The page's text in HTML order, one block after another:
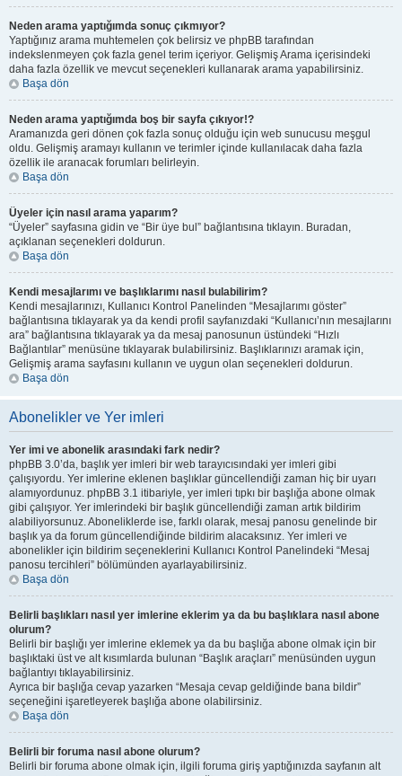
Neden arama yaptığımda sonuç çıkmıyor?
Yaptığınız arama muhtemelen çok belirsiz ve phpBB tarafından
indekslenmeyen çok fazla genel terim içeriyor. Gelişmiş Arama içerisindeki
daha fazla özellik ve mevcut seçenekleri kullanarak arama yapabilirsiniz.
Başa dön
Neden arama yaptığımda boş bir sayfa çıkıyor!?
Aramanızda geri dönen çok fazla sonuç olduğu için web sunucusu meşgul
oldu. Gelişmiş aramayı kullanın ve terimler içinde kullanılacak daha fazla
özellik ile aranacak forumları belirleyin.
Başa dön
Üyeler için nasıl arama yaparım?
“Üyeler” sayfasına gidin ve “Bir üye bul” bağlantısına tıklayın. Buradan,
açıklanan seçenekleri doldurun.
Başa dön
Kendi mesajlarımı ve başlıklarımı nasıl bulabilirim?
Kendi mesajlarınızı, Kullanıcı Kontrol Panelinden “Mesajlarımı göster”
bağlantısına tıklayarak ya da kendi profil sayfanızdaki “Kullanıcı’nın mesajlarını
ara” bağlantısına tıklayarak ya da mesaj panosunun üstündeki “Hızlı
Bağlantılar” menüsüne tıklayarak bulabilirsiniz. Başlıklarınızı aramak için,
Gelişmiş arama sayfasını kullanın ve uygun olan seçenekleri doldurun.
Başa dön
Abonelikler ve Yer imleri
Yer imi ve abonelik arasındaki fark nedir?
phpBB 3.0’da, başlık yer imleri bir web tarayıcısındaki yer imleri gibi
çalışıyordu. Yer imlerine eklenen başlıklar güncellendiği zaman hiç bir uyarı
alamıyordunuz. phpBB 3.1 itibariyle, yer imleri tıpkı bir başlığa abone olmak
gibi çalışıyor. Yer imlerindeki bir başlık güncellendiği zaman artık bildirim
alabiliyorsunuz. Aboneliklerde ise, farklı olarak, mesaj panosu genelinde bir
başlık ya da forum güncellendiğinde bildirim alacaksınız. Yer imleri ve
abonelikler için bildirim seçeneklerini Kullanıcı Kontrol Panelindeki “Mesaj
panosu tercihleri” bölümünden ayarlayabilirsiniz.
Başa dön
Belirli başlıkları nasıl yer imlerine eklerim ya da bu başlıklara nasıl abone
olurum?
Belirli bir başlığı yer imlerine eklemek ya da bu başlığa abone olmak için bir
başlıktaki üst ve alt kısımlarda bulunan “Başlık araçları” menüsünden uygun
bağlantıyı tıklayabilirsiniz.
Ayrıca bir başlığa cevap yazarken “Mesaja cevap geldiğinde bana bildir”
seçeneğini işaretleyerek başlığa abone olabilirsiniz.
Başa dön
Belirli bir foruma nasıl abone olurum?
Belirli bir foruma abone olmak için, ilgili foruma giriş yaptığınızda sayfanın alt